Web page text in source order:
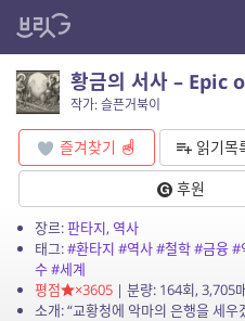
황금의 서사 – Epic
작가: 슬픈거북이
즐겨찾기 읽기목
후원
장르:판타지, 역사
태그:#환타지 #역사#철학#금융#
수#세계
평점
×3605| 분량: 164회, 3,705